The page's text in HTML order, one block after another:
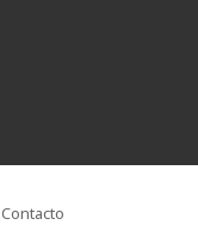
Contacto